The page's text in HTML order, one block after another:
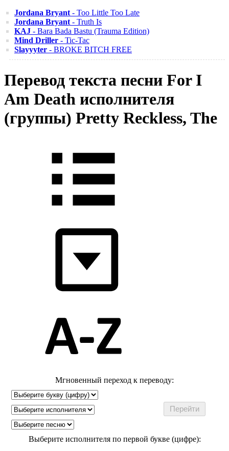
Jordana Bryant - Too Little Too Late
Jordana Bryant - Truth Is
KAJ - Bara Bada Bastu (Trauma Edition)
Mind Driller - Tic-Tac
Slayyyter - BROKE BITCH FREE
Перевод текста песни For I
Am Death исполнителя
(группы) Pretty Reckless, The
Мгновенный переход к переводу:
Выберите исполнителя по первой букве (цифре):